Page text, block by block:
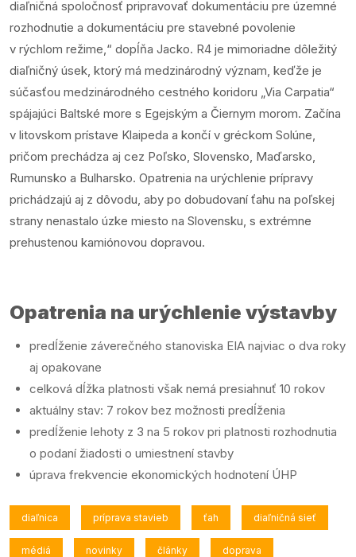
diaľničná spoločnosť pripravovať dokumentáciu pre územné
rozhodnutie a dokumentáciu pre stavebné povolenie
v rýchlom režime,“ dopĺňa Jacko. R4 je mimoriadne dôležitý
diaľničný úsek, ktorý má medzinárodný význam, keďže je
súčasťou medzinárodného cestného koridoru „Via Carpatia“
spájajúci Baltské more s Egejským a Čiernym morom. Začína
v litovskom prístave Klaipeda a končí v gréckom Solúne,
pričom prechádza aj cez Poľsko, Slovensko, Maďarsko,
Rumunsko a Bulharsko. Opatrenia na urýchlenie prípravy
prichádzajú aj z dôvodu, aby po dobudovaní ťahu na poľskej
strany nenastalo úzke miesto na Slovensku, s extrémne
prehustenou kamiónovou dopravou.
Opatrenia na urýchlenie výstavby
predĺženie záverečného stanoviska EIA najviac o dva roky
aj opakovane
celková dĺžka platnosti však nemá presiahnuť 10 rokov
aktuálny stav: 7 rokov bez možnosti predĺženia
predĺženie lehoty z 3 na 5 rokov pri platnosti rozhodnutia
o podaní žiadosti o umiestnení stavby
úprava frekvencie ekonomických hodnotení ÚHP
diaľnica príprava stavieb ťah diaľničná sieť
médiá novinky články doprava